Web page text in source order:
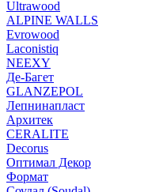
Ultrawood
ALPINE WALLS
Evrowood
Laconistiq
NEEXY
Де-Багет
GLANZEPOL
Лепнинапласт
Архитек
CERALITE
Decorus
Оптимал Декор
Формат